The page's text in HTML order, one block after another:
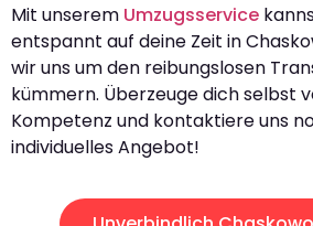
Mit unserem Umzugsservice
entspannt auf deine Zeit in
wir uns um den reibungslosen
kümmern. Überzeuge dich selbst
Kompetenz und kontaktiere uns
individuelles Angebot!